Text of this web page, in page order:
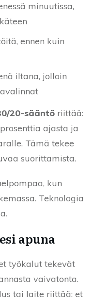
minuutissa,
ennen kuin
iltana, jolloin
20-sääntö riittää:
ajasta ja
Tämä tekee
suorittamista.
kun
Teknologia
apuna
työkalut tekevät
vaivatonta.
tai laite riittää: et